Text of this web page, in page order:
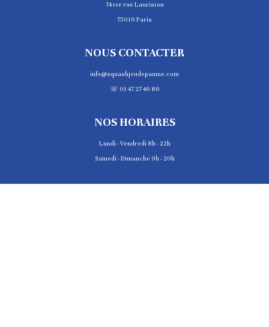
74 ter rue Lauriston
75016 Paris
NOUS CONTACTER
info@squashjeudepaume.com
☏ 01 47 27 46 86
NOS HORAIRES
Lundi - Vendredi 8h - 22h
Samedi - Dimanche 9h - 20h